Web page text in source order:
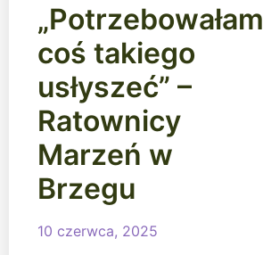
„Potrzebowałam
coś takiego
usłyszeć” –
Ratownicy
Marzeń w
Brzegu
10 czerwca, 2025